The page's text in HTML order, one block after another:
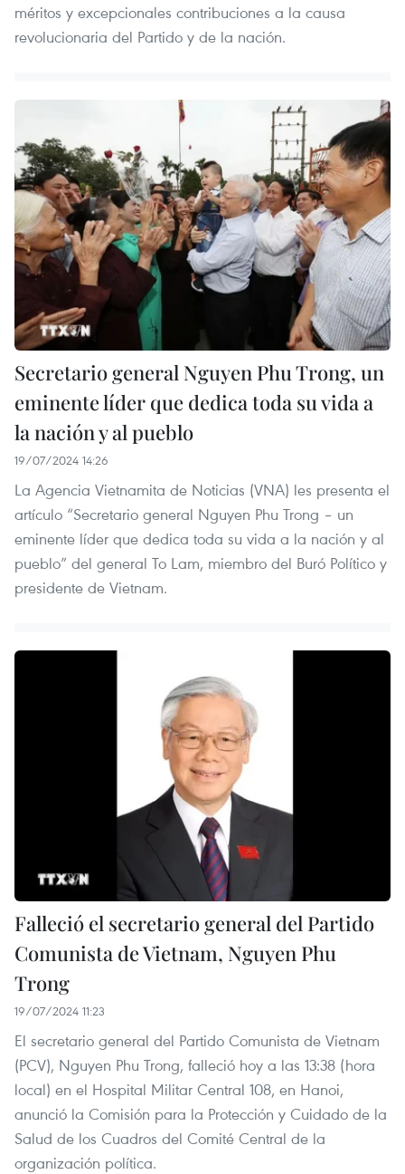
méritos y excepcionales contribuciones a la causa
revolucionaria del Partido y de la nación.
Secretario general Nguyen Phu Trong, un
eminente líder que dedica toda su vida a
la nación y al pueblo
19/07/2024 14:26
La Agencia Vietnamita de Noticias (VNA) les presenta el
artículo “Secretario general Nguyen Phu Trong – un
eminente líder que dedica toda su vida a la nación y al
pueblo” del general To Lam, miembro del Buró Político y
presidente de Vietnam.
Falleció el secretario general del Partido
Comunista de Vietnam, Nguyen Phu
Trong
19/07/2024 11:23
El secretario general del Partido Comunista de Vietnam
(PCV), Nguyen Phu Trong, falleció hoy a las 13:38 (hora
local) en el Hospital Militar Central 108, en Hanoi,
anunció la Comisión para la Protección y Cuidado de la
Salud de los Cuadros del Comité Central de la
organización política.